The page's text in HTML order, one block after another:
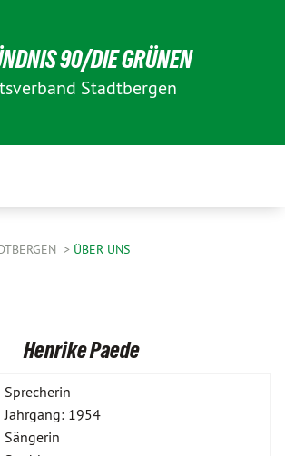
90/DIE GRÜNEN
Stadtbergen
ÜBER UNS
Henrike Paede
Sprecherin
Jahrgang: 1954
Sängerin